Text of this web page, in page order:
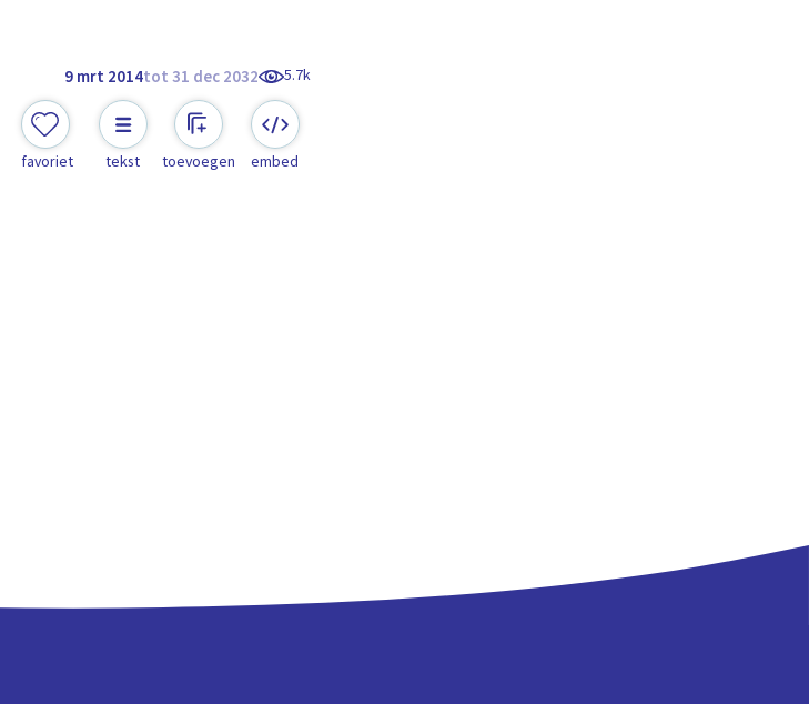
9 mrt 2014tot 31 dec 2032 5.7k
favoriet tekst toevoegen embed